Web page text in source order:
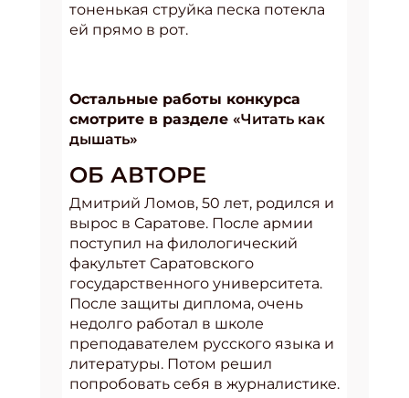
тоненькая струйка песка потекла
ей прямо в рот.
Остальные работы конкурса
смотрите в разделе «Читать как
дышать»
ОБ АВТОРЕ
Дмитрий Ломов, 50 лет, родился и
вырос в Саратове. После армии
поступил на филологический
факультет Саратовского
государственного университета.
После защиты диплома, очень
недолго работал в школе
преподавателем русского языка и
литературы. Потом решил
попробовать себя в журналистике.